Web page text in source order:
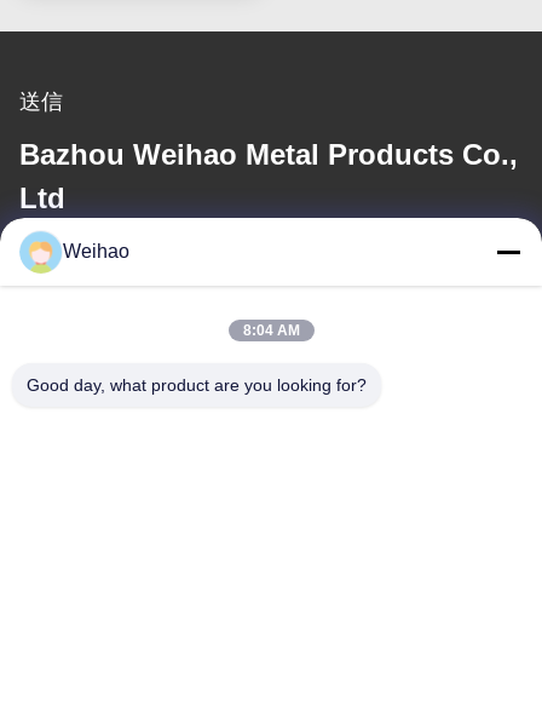
送信
Bazhou Weihao Metal Products Co.,
Ltd
電子メール
Weihao
8:04 AM
Good day, what product are you looking for?